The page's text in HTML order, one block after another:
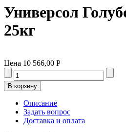
Универсол
25кг
Цена 10 566,00 Р
Описание
Задать вопрос
Доставка и оплата